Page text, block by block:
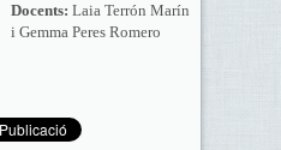
Docents: Laia Terrón Marín
i Gemma Peres Romero